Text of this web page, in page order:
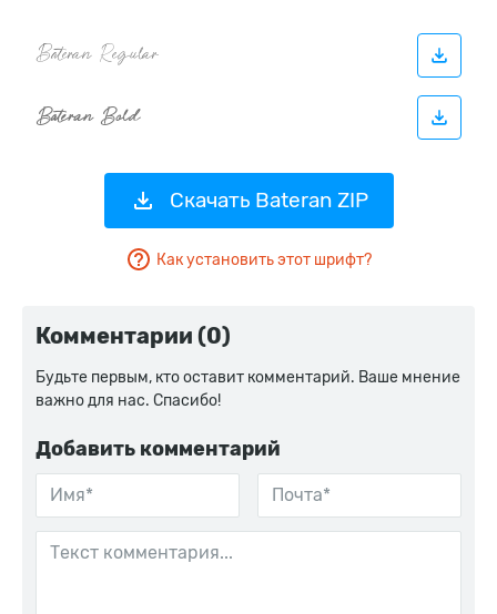
Скачать Bateran ZIP
Как установить этот шрифт?
Комментарии (0)
Будьте первым, кто оставит комментарий. Ваше мнение
важно для нас. Спасибо!
Добавить комментарий